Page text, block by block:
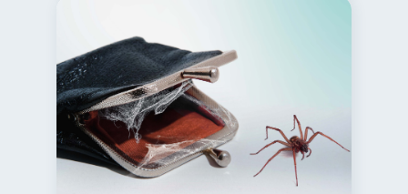
Criptomonedas
Cuenta Abandonada 2
Inversiones 2
Cuenta Inactiva 1
Finanzas Personales 1
Finanzas en Pareja